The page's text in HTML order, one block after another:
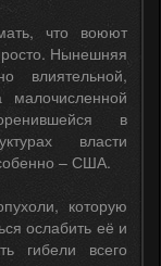
что воюют
Нынешняя
влиятельной,
малочисленной
в
власти
– США.
которую
ослабить её и
гибели всего